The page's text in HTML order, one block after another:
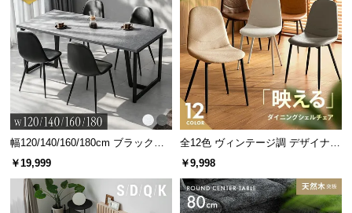
情
報
幅120/140/160/180cm ブラックフ
レーム ダイニング 大理石調 4人掛
￥19,999
全12色 ヴィンテージ調 デザイナー
ズシェルチェア
￥9,998